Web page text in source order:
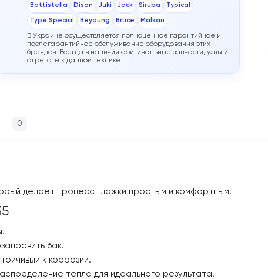
Battistella Dison Juki Jack Siruba Typical
Type Special Beyoung Bruce Malkan
В Украине осуществляется полноценное гарантийное и
послегарантийное обслуживание оборудования этих
брендов. Всегда в наличии оригинальные запчасти, узлы и
агрегаты к данной технике.
0
делает процесс глажки простым и комфортным.
бак.
к коррозии.
тепла для идеального результата.